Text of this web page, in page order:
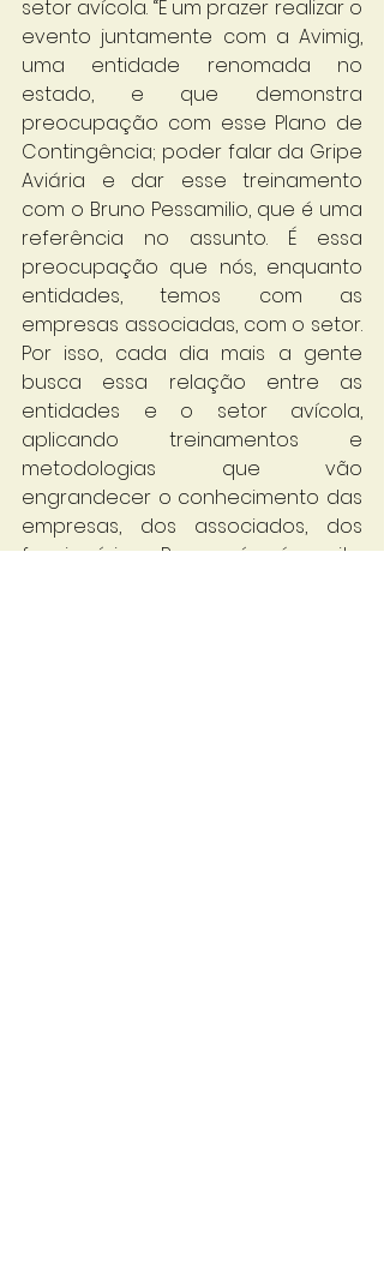
setor avícola. “É um prazer realizar o
evento juntamente com a Avimig,
uma entidade renomada no
estado, e que demonstra
preocupação com esse Plano de
Contingência; poder falar da Gripe
Aviária e dar esse treinamento
com o Bruno Pessamilio, que é uma
referência no assunto. É essa
preocupação que nós, enquanto
entidades, temos com as
empresas associadas, com o setor.
Por isso, cada dia mais a gente
busca essa relação entre as
entidades e o setor avícola,
aplicando treinamentos e
metodologias que vão
engrandecer o conhecimento das
empresas, dos associados, dos
funcionários. Para nós é muito